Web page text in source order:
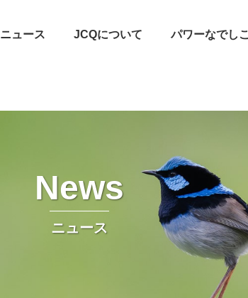
ニュース JCQについて パワーなでしこ
ニュース JCQについて パワーなでしこ
News
ニュース